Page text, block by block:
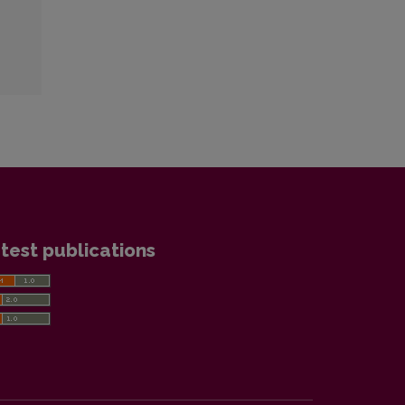
publications